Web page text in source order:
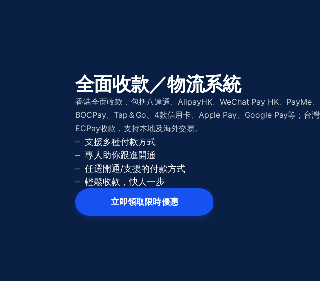
全面收款／物流系統
香港全面收款，包括八達通、AlipayHK、WeChat Pay HK、PayMe、
BOCPay、Tap＆Go、4款信用卡、Apple Pay、Google Pay等；台灣
ECPay收款，支持本地及海外交易。
支援多種付款方式
專人助你跟進開通
任選開通/支援的付款方式
輕鬆收款，快人一步
立即領取限時優惠